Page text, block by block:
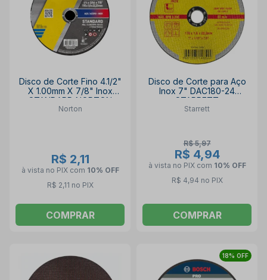
Disco de Corte Fino 4.1/2"
X 1.00mm X 7/8" Inox
STANDARD NORTON
Norton
R$ 2,11
à vista no PIX com 10% OFF
R$ 2,11 no PIX
COMPRAR
Disco de Corte para Aço
Inox 7" DAC180-24
STARRETT
Starrett
R$ 5,97
R$ 4,94
à vista no PIX com 10% OFF
R$ 4,94 no PIX
COMPRAR
18% OFF